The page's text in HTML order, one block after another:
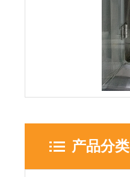
产品分类